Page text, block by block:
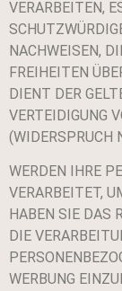
VERARBEITEN,
NACHWEISEN,
FREIHEITEN
DIENT DER
VERTEIDIGUNG
(WIDERSPRUCH
WERDEN IHRE
VERARBEITET,
HABEN SIE DAS
DIE
WERBUNG